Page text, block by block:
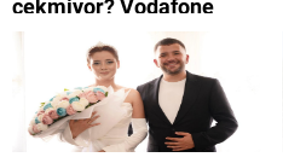
çekmiyor? Vodafone
mobil uygulamaya neden
giremiyorum?